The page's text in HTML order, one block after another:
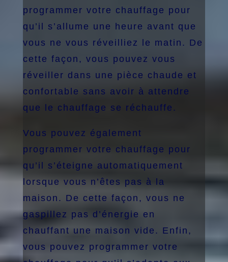
programmer votre chauffage pour
qu’il s’allume une heure avant que
vous ne vous réveilliez le matin. De
cette façon, vous pouvez vous
réveiller dans une pièce chaude et
confortable sans avoir à attendre
que le chauffage se réchauffe.
Vous pouvez également
programmer votre chauffage pour
qu’il s’éteigne automatiquement
lorsque vous n’êtes pas à la
maison. De cette façon, vous ne
gaspillez pas d’énergie en
chauffant une maison vide. Enfin,
vous pouvez programmer votre